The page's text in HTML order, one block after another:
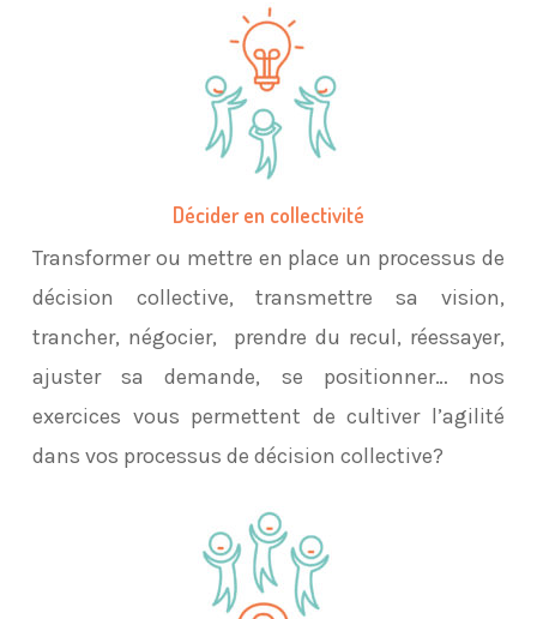
Décider en collectivité
Transformer ou mettre en place un processus de
décision collective, transmettre sa vision,
trancher, négocier, prendre du recul, réessayer,
ajuster sa demande, se positionner… nos
exercices vous permettent de cultiver l’agilité
dans vos processus de décision collective?